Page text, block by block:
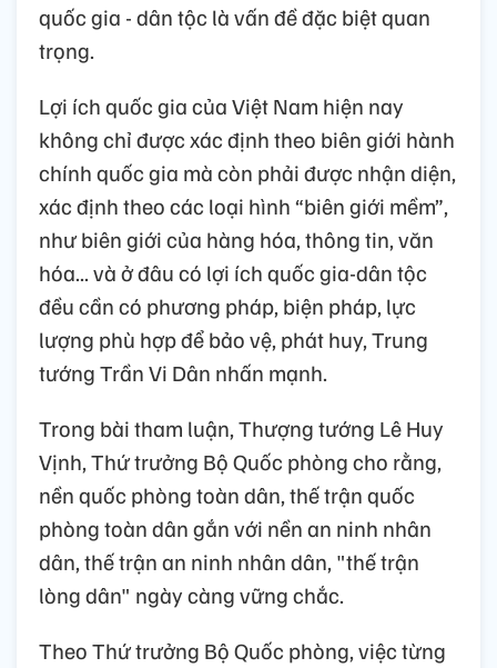
quốc gia - dân tộc là vấn đề đặc biệt quan
trọng.
Lợi ích quốc gia của Việt Nam hiện nay
không chỉ được xác định theo biên giới hành
chính quốc gia mà còn phải được nhận diện,
xác định theo các loại hình “biên giới mềm”,
như biên giới của hàng hóa, thông tin, văn
hóa... và ở đâu có lợi ích quốc gia-dân tộc
đều cần có phương pháp, biện pháp, lực
lượng phù hợp để bảo vệ, phát huy, Trung
tướng Trần Vi Dân nhấn mạnh.
Trong bài tham luận, Thượng tướng Lê Huy
Vịnh, Thứ trưởng Bộ Quốc phòng cho rằng,
nền quốc phòng toàn dân, thế trận quốc
phòng toàn dân gắn với nền an ninh nhân
dân, thế trận an ninh nhân dân, "thế trận
lòng dân" ngày càng vững chắc.
Theo Thứ trưởng Bộ Quốc phòng, việc từng